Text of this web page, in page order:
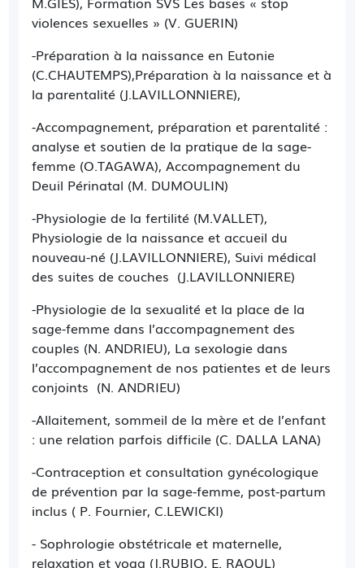
violences sexuelles » (V. GUERIN)
-Préparation à la naissance en Eutonie
(C.CHAUTEMPS),Préparation à la naissance et à
la parentalité (J.LAVILLONNIERE),
-Accompagnement, préparation et parentalité :
analyse et soutien de la pratique de la sage-
femme (O.TAGAWA), Accompagnement du
Deuil Périnatal (M. DUMOULIN)
-Physiologie de la fertilité (M.VALLET),
Physiologie de la naissance et accueil du
nouveau-né (J.LAVILLONNIERE), Suivi médical
des suites de couches (J.LAVILLONNIERE)
-Physiologie de la sexualité et la place de la
sage-femme dans l’accompagnement des
couples (N. ANDRIEU), La sexologie dans
l’accompagnement de nos patientes et de leurs
conjoints (N. ANDRIEU)
-Allaitement, sommeil de la mère et de l’enfant
: une relation parfois difficile (C. DALLA LANA)
-Contraception et consultation gynécologique
de prévention par la sage-femme, post-partum
inclus ( P. Fournier, C.LEWICKI)
- Sophrologie obstétricale et maternelle,
relaxation et yoga (J.RUBIO, E. RAOUL)